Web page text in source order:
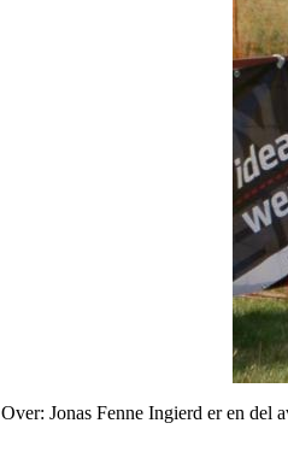
Over: Jonas Fenne Ingierd er en del